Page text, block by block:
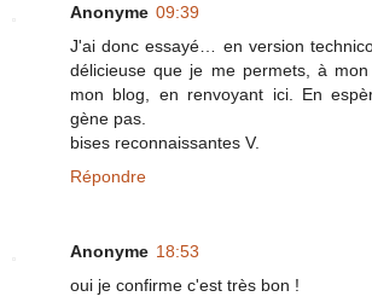
Anonyme 09:39
J'ai donc essayé… en version
délicieuse que je me permets, à
mon blog, en renvoyant ici. En
gène pas.
bises reconnaissantes V.
Répondre
Anonyme 18:53
oui je confirme c'est très bon !